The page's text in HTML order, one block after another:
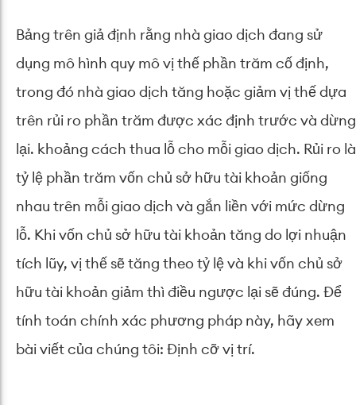
Bảng trên giả định rằng nhà giao dịch đang sử
dụng mô hình quy mô vị thế phần trăm cố định,
trong đó nhà giao dịch tăng hoặc giảm vị thế dựa
trên rủi ro phần trăm được xác định trước và dừng
lại. khoảng cách thua lỗ cho mỗi giao dịch. Rủi ro là
tỷ lệ phần trăm vốn chủ sở hữu tài khoản giống
nhau trên mỗi giao dịch và gắn liền với mức dừng
lỗ. Khi vốn chủ sở hữu tài khoản tăng do lợi nhuận
tích lũy, vị thế sẽ tăng theo tỷ lệ và khi vốn chủ sở
hữu tài khoản giảm thì điều ngược lại sẽ đúng. Để
tính toán chính xác phương pháp này, hãy xem
bài viết của chúng tôi: Định cỡ vị trí.